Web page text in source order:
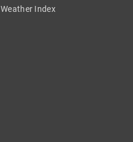
Weather Index